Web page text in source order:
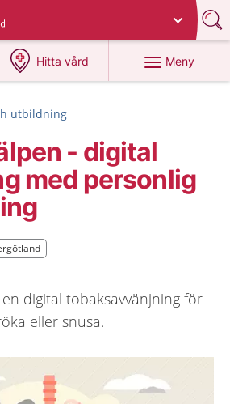
Hitta vård
på 1177.se
Meny
utbildning
- digital
med personlig
digital tobaksavvänjning för
eller snusa.